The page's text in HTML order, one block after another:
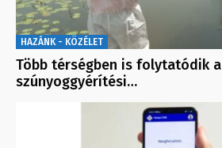
HAZÁNK - KÖZÉLET
Több térségben is folytatódik a
szúnyoggyérítési…